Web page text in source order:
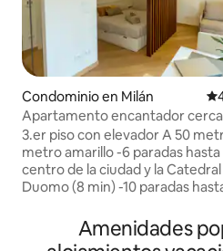
Condominio en Milán
Apartamento encantador
metro con wifi gratuito y
autónomo
3.er piso con elevador A 50
metro amarillo -6 paradas hasta el
centro de la ciudad y la
Duomo (8 min) -10 paradas hasta la
hasta la estación de tren de
Amenidades